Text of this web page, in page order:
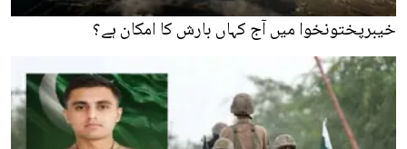
خیبرپختونخوا میں آج کہاں بارش کا امکان ہے؟